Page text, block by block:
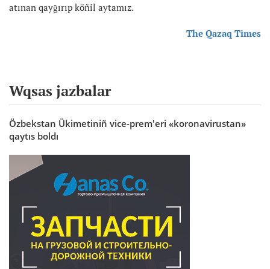
atınan qayğırıp köñil aytamız.
The Qazaq Times
Wqsas jazbalar
Özbekstan Ükimetiniñ vice-prem'eri «koronavirustan»
qaytıs boldı